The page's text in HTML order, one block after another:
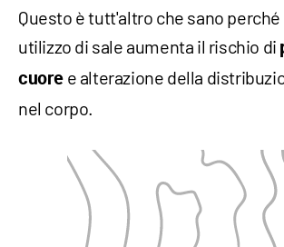
Questo è tutt'altro che sano
utilizzo di sale aumenta il rischio di
cuore e alterazione della
nel corpo.